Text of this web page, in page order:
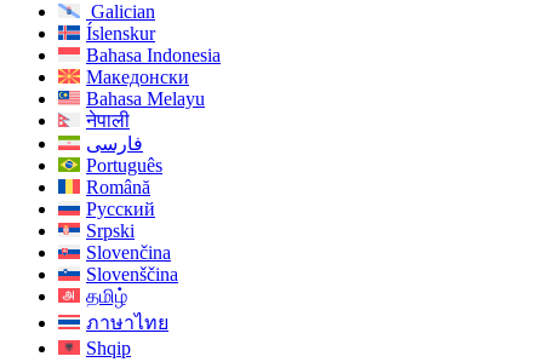
Galician
Íslenskur
Bahasa Indonesia
Македонски
Bahasa Melayu
नेपाली
فارسی
Português
Română
Русский
Srpski
Slovenčina
Slovenščina
தமிழ்
ภาษาไทย
Shqip